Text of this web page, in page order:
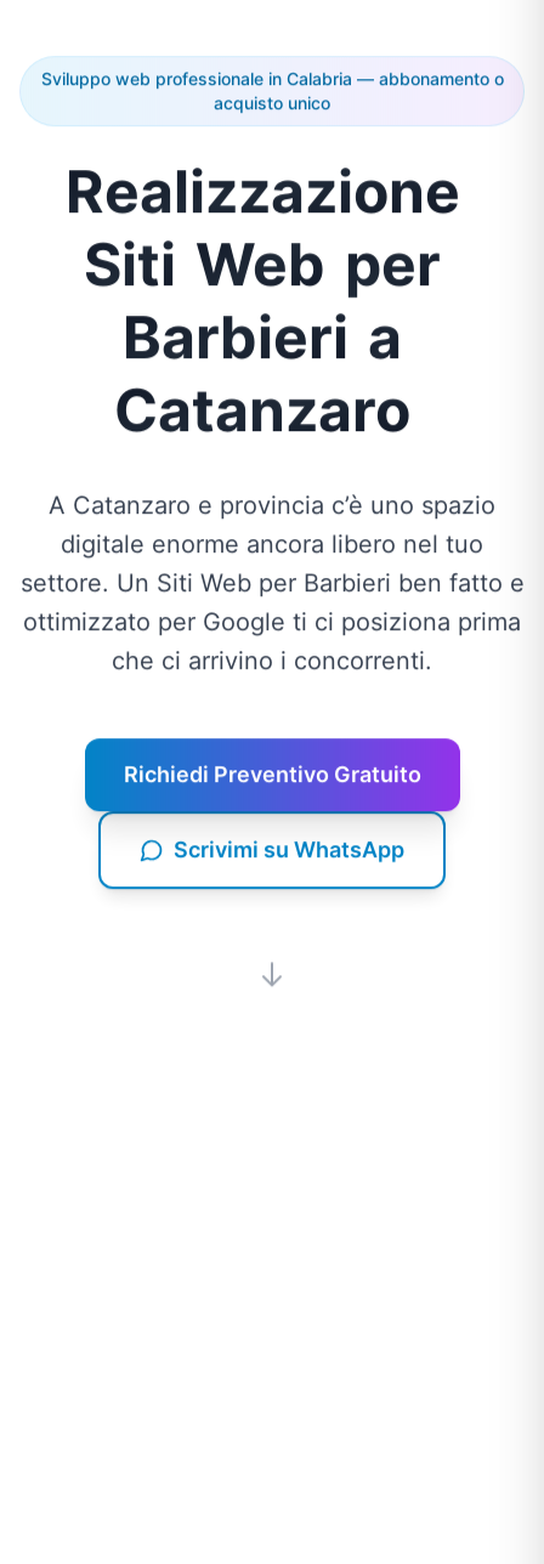
Sviluppo web professionale in Calabria — abbonamento o
acquisto unico
Realizzazione
Siti Web per
Barbieri a
Catanzaro
A Catanzaro e provincia c’è uno spazio
digitale enorme ancora libero nel tuo
settore. Un Siti Web per Barbieri ben fatto e
ottimizzato per Google ti ci posiziona prima
che ci arrivino i concorrenti.
Richiedi Preventivo Gratuito
Scrivimi su WhatsApp